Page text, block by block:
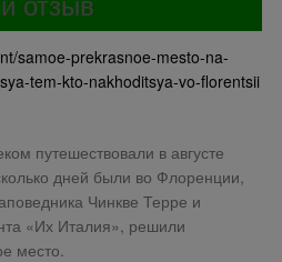
samoe-prekrasnoe-mesto-na-
tem-kto-nakhoditsya-vo-florentsii
путешествовали в августе
дней были во Флоренции,
Чинкве Терре и
«Их Италия», решили
место.